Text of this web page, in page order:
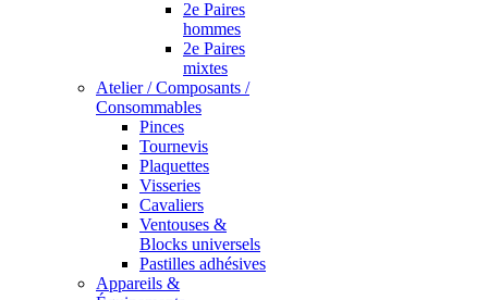
2e Paires
hommes
2e Paires
mixtes
Atelier / Composants /
Consommables
Pinces
Tournevis
Plaquettes
Visseries
Cavaliers
Ventouses &
Blocks universels
Pastilles adhésives
Appareils &